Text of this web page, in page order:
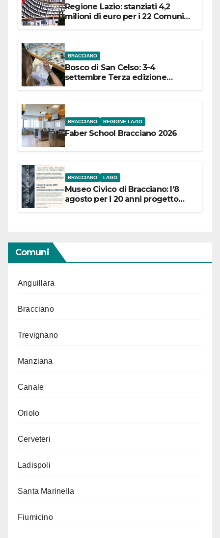
Regione Lazio: stanziati 4,2
milioni di euro per i 22 Comuni
BRACCIANO
Bosco di San Celso: 3-4
settembre Terza edizione
BRACCIANO REGIONE LAZIO
Faber School Bracciano 2026
BRACCIANO LAGO
Museo Civico di Bracciano: l’8
agosto per i 20 anni progetto
Comuni
Anguillara
Bracciano
Trevignano
Manziana
Canale
Oriolo
Cerveteri
Ladispoli
Santa Marinella
Fiumicino